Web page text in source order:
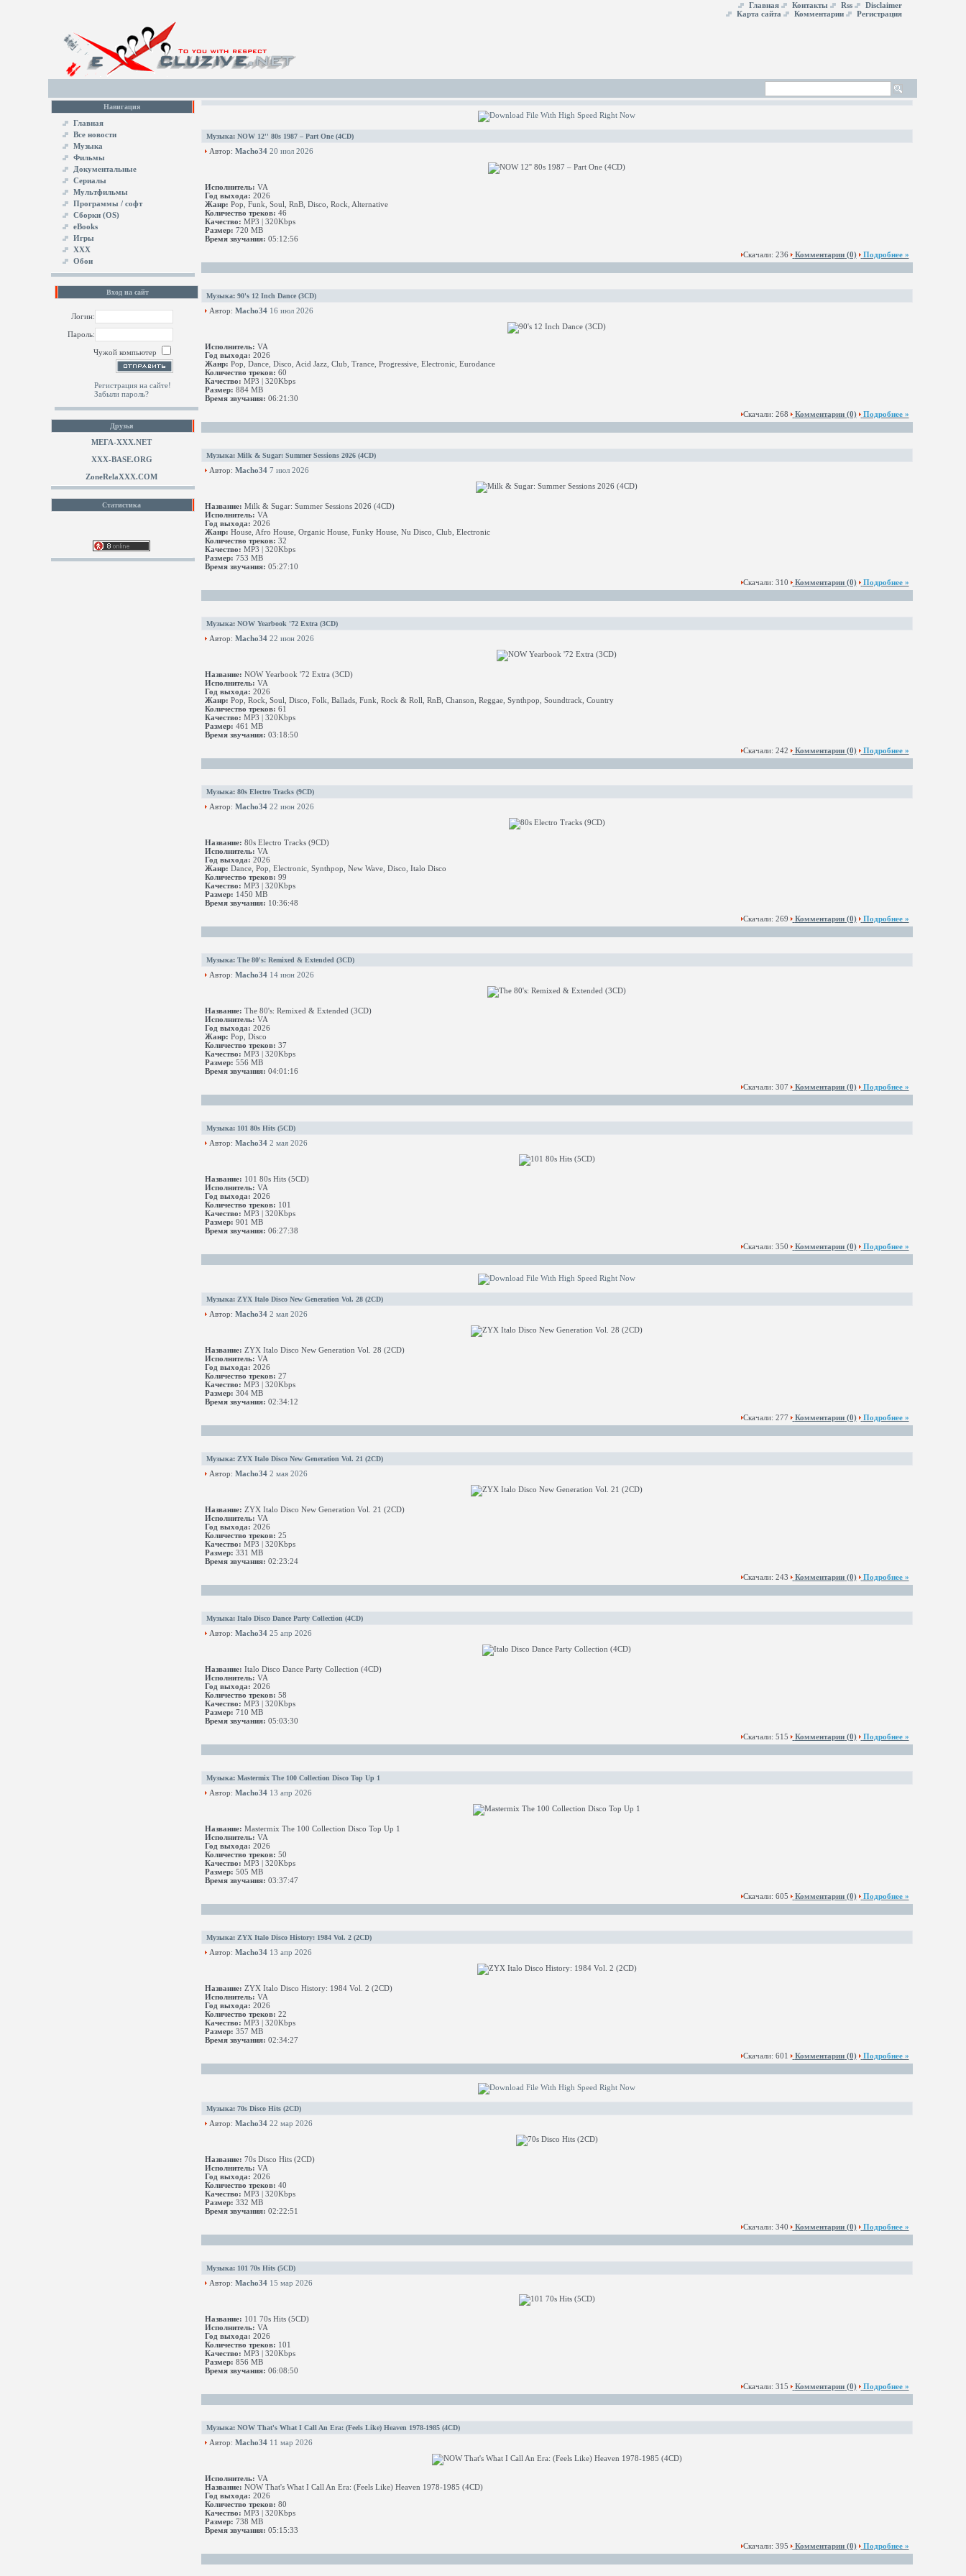
Главная Контакты Rss
Disclaimer
Карта сайта
Комментарии Регистрация
Навигация
Главная
Все новости
Музыка
Фильмы
Документальные
Сериалы
Мультфильмы
Программы / софт
Сборки (OS)
eBooks
Игры
XXX
Обои
Вход на сайт
Логин:
Пароль:
Чужой компьютер
Регистрация на сайте!
Забыли пароль?
Друзья
МЕГА-ХХХ.NET
XXX-BASE.ORG
ZoneRelaXXX.COM
Статистика
Музыка: NOW 12'' 80s 1987 – Part One (4CD)
Автор: Macho34 20 июл 2026
Исполнитель: VA
Год выхода: 2026
Жанр: Pop, Funk, Soul, RnB, Disco, Rock, Alternative
Количество треков: 46
Качество: MP3 | 320Kbps
Размер: 720 MB
Время звучания: 05:12:56
Скачали: 236
Комментарии(0) Подробнее »
Музыка: 90's 12 Inch Dance (3CD)
Автор: Macho34 16 июл 2026
Исполнитель: VA
Год выхода: 2026
Жанр: Pop, Dance, Disco, Acid Jazz, Club, Trance, Progressive, Electronic, Eurodance
Количество треков: 60
Качество: MP3 | 320Kbps
Размер: 884 MB
Время звучания: 06:21:30
Скачали: 268
Комментарии(0) Подробнее »
Музыка: Milk & Sugar: Summer Sessions 2026 (4CD)
Автор: Macho34 7 июл 2026
Название: Milk & Sugar: Summer Sessions 2026 (4CD)
Исполнитель: VA
Год выхода: 2026
Жанр: House, Afro House, Organic House, Funky House, Nu Disco, Club, Electronic
Количество треков: 32
Качество: MP3 | 320Kbps
Размер: 753 MB
Время звучания: 05:27:10
Скачали: 310
Комментарии(0) Подробнее »
Музыка: NOW Yearbook '72 Extra (3CD)
Автор: Macho34 22 июн 2026
Название: NOW Yearbook '72 Extra (3CD)
Исполнитель: VA
Год выхода: 2026
Жанр: Pop, Rock, Soul, Disco, Folk, Ballads, Funk, Rock & Roll, RnB, Chanson, Reggae, Synthpop, Soundtrack, Country
Количество треков: 61
Качество: MP3 | 320Kbps
Размер: 461 MB
Время звучания: 03:18:50
Скачали: 242
Комментарии(0) Подробнее »
Музыка: 80s Electro Tracks (9CD)
Автор: Macho34 22 июн 2026
Название: 80s Electro Tracks (9CD)
Исполнитель: VA
Год выхода: 2026
Жанр: Dance, Pop, Electronic, Synthpop, New Wave, Disco, Italo Disco
Количество треков: 99
Качество: MP3 | 320Kbps
Размер: 1450 MB
Время звучания: 10:36:48
Скачали: 269
Комментарии(0) Подробнее »
Музыка: The 80's: Remixed & Extended (3CD)
Автор: Macho34 14 июн 2026
Название: The 80's: Remixed & Extended (3CD)
Исполнитель: VA
Год выхода: 2026
Жанр: Pop, Disco
Количество треков: 37
Качество: MP3 | 320Kbps
Размер: 556 MB
Время звучания: 04:01:16
Скачали: 307
Комментарии(0) Подробнее »
Музыка: 101 80s Hits (5CD)
Автор: Macho34 2 мая 2026
Название: 101 80s Hits (5CD)
Исполнитель: VA
Год выхода: 2026
Количество треков: 101
Качество: MP3 | 320Kbps
Размер: 901 MB
Время звучания: 06:27:38
Скачали: 350
Комментарии(0) Подробнее »
Музыка: ZYX Italo Disco New Generation Vol. 28 (2CD)
Автор: Macho34 2 мая 2026
Название: ZYX Italo Disco New Generation Vol. 28 (2CD)
Исполнитель: VA
Год выхода: 2026
Количество треков: 27
Качество: MP3 | 320Kbps
Размер: 304 MB
Время звучания: 02:34:12
Скачали: 277
Комментарии(0) Подробнее »
Музыка: ZYX Italo Disco New Generation Vol. 21 (2CD)
Автор: Macho34 2 мая 2026
Название: ZYX Italo Disco New Generation Vol. 21 (2CD)
Исполнитель: VA
Год выхода: 2026
Количество треков: 25
Качество: MP3 | 320Kbps
Размер: 331 MB
Время звучания: 02:23:24
Скачали: 243
Комментарии(0) Подробнее »
Музыка: Italo Disco Dance Party Collection (4CD)
Автор: Macho34 25 апр 2026
Название: Italo Disco Dance Party Collection (4CD)
Исполнитель: VA
Год выхода: 2026
Количество треков: 58
Качество: MP3 | 320Kbps
Размер: 710 MB
Время звучания: 05:03:30
Скачали: 515
Комментарии(0) Подробнее »
Музыка: Mastermix The 100 Collection Disco Top Up 1
Автор: Macho34 13 апр 2026
Название: Mastermix The 100 Collection Disco Top Up 1
Исполнитель: VA
Год выхода: 2026
Количество треков: 50
Качество: MP3 | 320Kbps
Размер: 505 MB
Время звучания: 03:37:47
Скачали: 605
Комментарии(0) Подробнее »
Музыка: ZYX Italo Disco History: 1984 Vol. 2 (2CD)
Автор: Macho34 13 апр 2026
Название: ZYX Italo Disco History: 1984 Vol. 2 (2CD)
Исполнитель: VA
Год выхода: 2026
Количество треков: 22
Качество: MP3 | 320Kbps
Размер: 357 MB
Время звучания: 02:34:27
Скачали: 601
Комментарии(0) Подробнее »
Музыка: 70s Disco Hits (2CD)
Автор: Macho34 22 мар 2026
Название: 70s Disco Hits (2CD)
Исполнитель: VA
Год выхода: 2026
Количество треков: 40
Качество: MP3 | 320Kbps
Размер: 332 MB
Время звучания: 02:22:51
Скачали: 340
Комментарии(0) Подробнее »
Музыка: 101 70s Hits (5CD)
Автор: Macho34 15 мар 2026
Название: 101 70s Hits (5CD)
Исполнитель: VA
Год выхода: 2026
Количество треков: 101
Качество: MP3 | 320Kbps
Размер: 856 MB
Время звучания: 06:08:50
Скачали: 315
Комментарии(0) Подробнее »
Музыка: NOW That's What I Call An Era: (Feels Like) Heaven 1978-1985 (4CD)
Автор: Macho34 11 мар 2026
Исполнитель: VA
Название: NOW That's What I Call An Era: (Feels Like) Heaven 1978-1985 (4CD)
Год выхода: 2026
Количество треков: 80
Качество: MP3 | 320Kbps
Размер: 738 MB
Время звучания: 05:15:33
Скачали: 395
Комментарии(0) Подробнее »